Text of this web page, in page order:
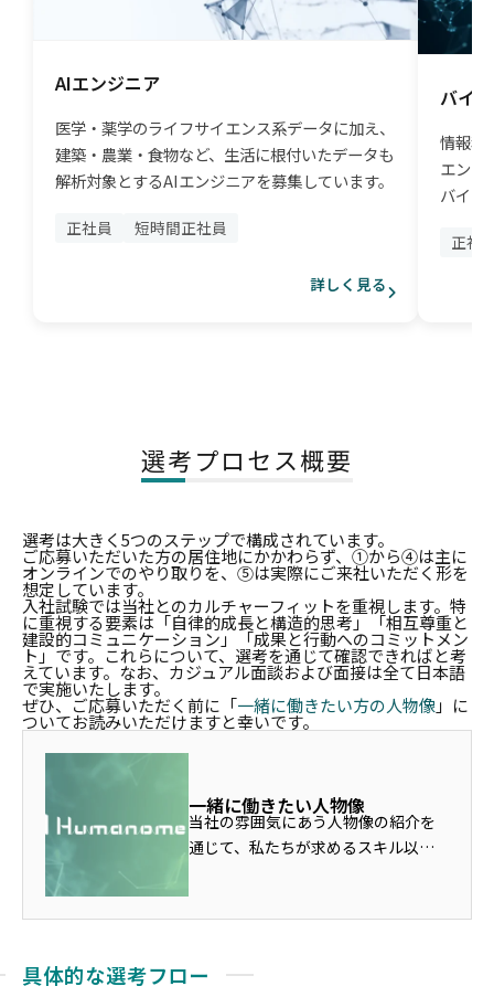
AIエンジニア
医学・薬学のライフサイエンス系データに加え、
建築・農業・食物など、生活に根付いたデータも
解析対象とするAIエンジニアを募集しています。
正社員 短時間正社員
詳しく見る
バイ
情報科
エンジ
バイオ
正社
選考プロセス概要
選考は大きく5つのステップで構成されています。
ご応募いただいた方の居住地にかかわらず、①から④は主に
オンラインでのやり取りを、⑤は実際にご来社いただく形を
想定しています。
入社試験では当社とのカルチャーフィットを重視します。 特
に重視する要素は「自律的成長と構造的思考」「相互尊重と
建設的コミュニケーション」「成果と行動へのコミットメン
ト」です。 これらについて、選考を通じて確認できればと考
えています。なお、カジュアル面談および面接は全て日本語
で実施いたします。
ぜひ、ご応募いただく前に「一緒に働きたい方の人物像」に
ついてお読みいただけますと幸いです。
一緒に働きたい人物像
当社の雰囲気にあう人物像の紹介を
通じて、私たちが求めるスキル以上
幸せに働ける仲間と出会うための
具体的な選考フロー